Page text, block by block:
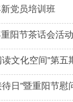
党员培训班
阳节茶话会活动
文化空间”第五
日”暨重阳节慰